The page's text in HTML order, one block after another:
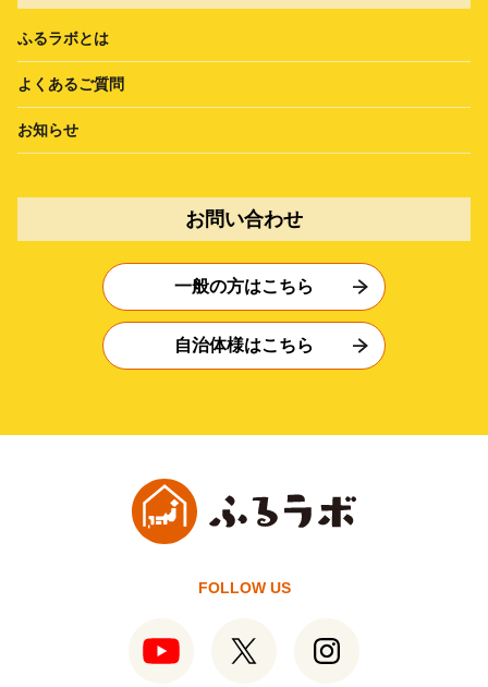
ふるラボとは
よくあるご質問
お知らせ
お問い合わせ
一般の方はこちら
自治体様はこちら
FOLLOW US